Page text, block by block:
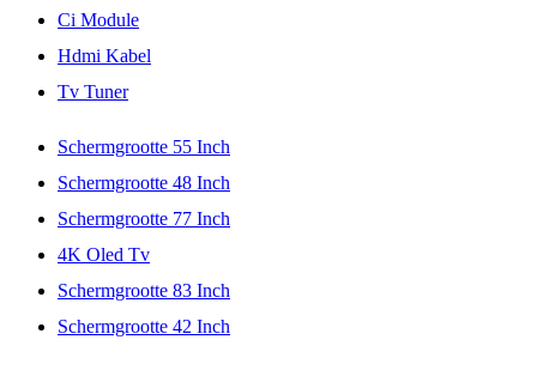
Ci Module
Hdmi Kabel
Tv Tuner
Schermgrootte 55 Inch
Schermgrootte 48 Inch
Schermgrootte 77 Inch
4K Oled Tv
Schermgrootte 83 Inch
Schermgrootte 42 Inch